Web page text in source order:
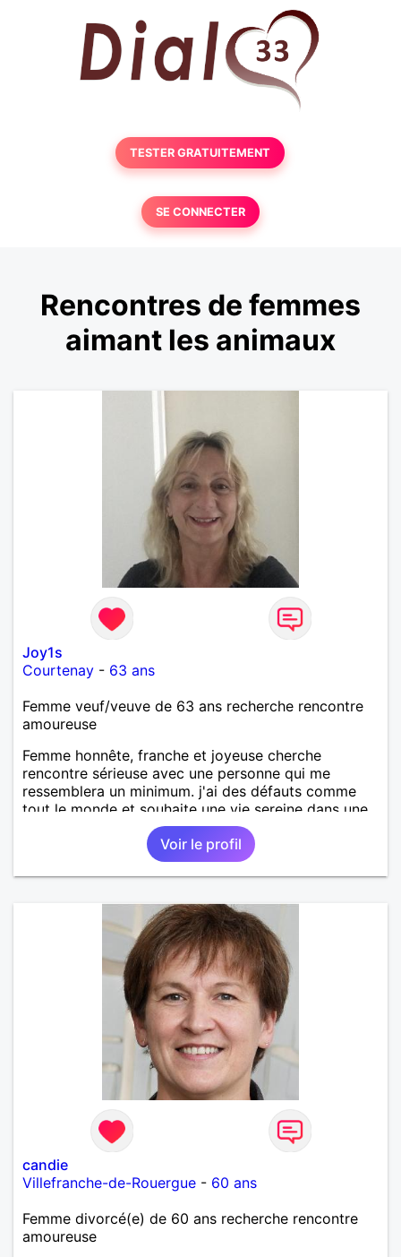
TESTER GRATUITEMENT
SE CONNECTER
Rencontres de femmes
aimant les animaux
Joy1s
Courtenay - 63 ans
Femme veuf/veuve de 63 ans recherche rencontre
amoureuse
Femme honnête, franche et joyeuse cherche
rencontre sérieuse avec une personne qui me
ressemblera un minimum. j'ai des défauts comme
tout le monde et souhaite une vie sereine dans une
relation sur du long terme.
Voir le profil
candie
Villefranche-de-Rouergue - 60 ans
Femme divorcé(e) de 60 ans recherche rencontre
amoureuse